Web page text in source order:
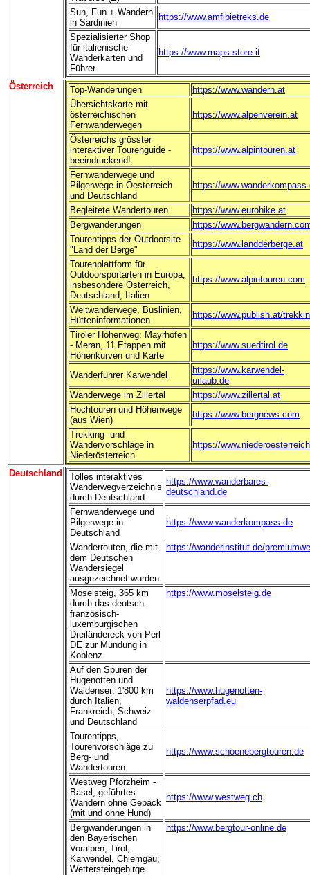
Sun, Fun + Wandern
in Sardinien
https://www.amfibietreks.de
Spezialisierter Shop
für italienische
Wanderkarten und
Führer
https://www.maps-store.it
Österreich Top-Wanderungen
https://www.wandern.at
Übersichtskarte mit
österreichischen
Fernwanderwegen
https://www.alpenverein.at
Österreichs grösster
interaktiver Tourenguide -
beeindruckend!
https://www.alpintouren.at
Fernwanderwege und
Pilgerwege in Oesterreich
und Deutschland
https://
Begleitete Wandertouren
https://www.eurohike.at
Bergwanderungen
https://
Tourentipps der Outdoorsite
"Land der Berge"
https://www.landderberge.at
Tourenplattform für
Outdoorsportarten in Europa,
insbesondere Österreich,
Deutschland, Italien
https://www.alpintouren.com
Weitwanderwege, Buslinien,
Hütteninformationen
https://www.publish.at/
Tiroler Höhenweg: Mayrhofen
- Meran, 11 Etappen mit
Höhenkurven und Karte
https://www.suedtirol.de
Wanderführer Karwendel
https://www.karwendel-
urlaub.de
Wanderwege im Zillertal
https://www.zillertal.at
Hochtouren und Höhenwege
(aus Wien)
https://www.bergnews.com
Trekking- und
Wandervorschläge in
Niederösterreich
https://
Deutschland
Tolles interaktives
Wanderwegverzeichnis
durch Deutschland
https://www.wanderbares-
deutschland.de
Fernwanderwege und
Pilgerwege in
Deutschland
https://www.wanderkompass.de
Wanderrouten, die mit
dem Deutschen
Wandersiegel
ausgezeichnet wurden
https://wanderinstitut.de/
Moselsteig, 365 km
durch das deutsch-
französisch-
luxemburgischen
Dreiländereck von Perl
DE zur Mündung in
Koblenz
https://www.moselsteig.de
Auf den Spuren der
Hugenotten und
Waldenser: 1'800 km
durch Italien,
Frankreich, Schweiz
und Deutschland
https://www.hugenotten-
waldenserpfad.eu
Tourentipps,
Tourenvorschläge zu
Berg- und
Wandertouren
https://www.schoenebergtouren.de
Westweg Pforzheim -
Basel, geführtes
Wandern ohne Gepäck
(mit und ohne Hund)
https://www.westweg.ch
Bergwanderungen in
den Bayerischen
Voralpen, Tirol,
Karwendel, Chiemgau,
Wettersteingebirge
https://www.bergtour-online.de